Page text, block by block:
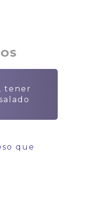
tener
que